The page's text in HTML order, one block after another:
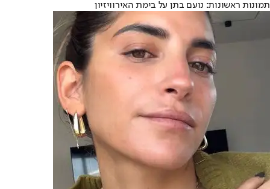
תמונות ראשונות: נועם בתן על בימת האירוויזיון